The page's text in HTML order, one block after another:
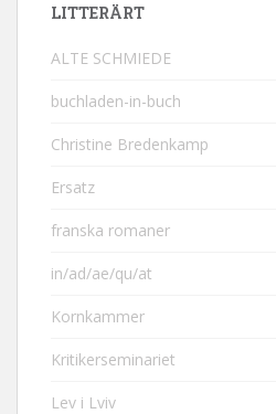
LITTERÄRT
ALTE SCHMIEDE
buchladen-in-buch
Christine Bredenkamp
Ersatz
franska romaner
in/ad/ae/qu/at
Kornkammer
Kritikerseminariet
Lev i Lviv